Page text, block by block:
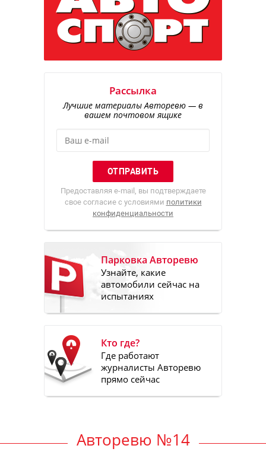
Рассылка
Лучшие материалы Авторевю — в
вашем почтовом ящике
Предоставляя e-mail, вы подтверждаете
свое согласие с условиями политики
конфиденциальности
Парковка Авторевю
Узнайте, какие
автомобили сейчас на
испытаниях
Кто где?
Где работают
журналисты Авторевю
прямо сейчас
Авторевю №14